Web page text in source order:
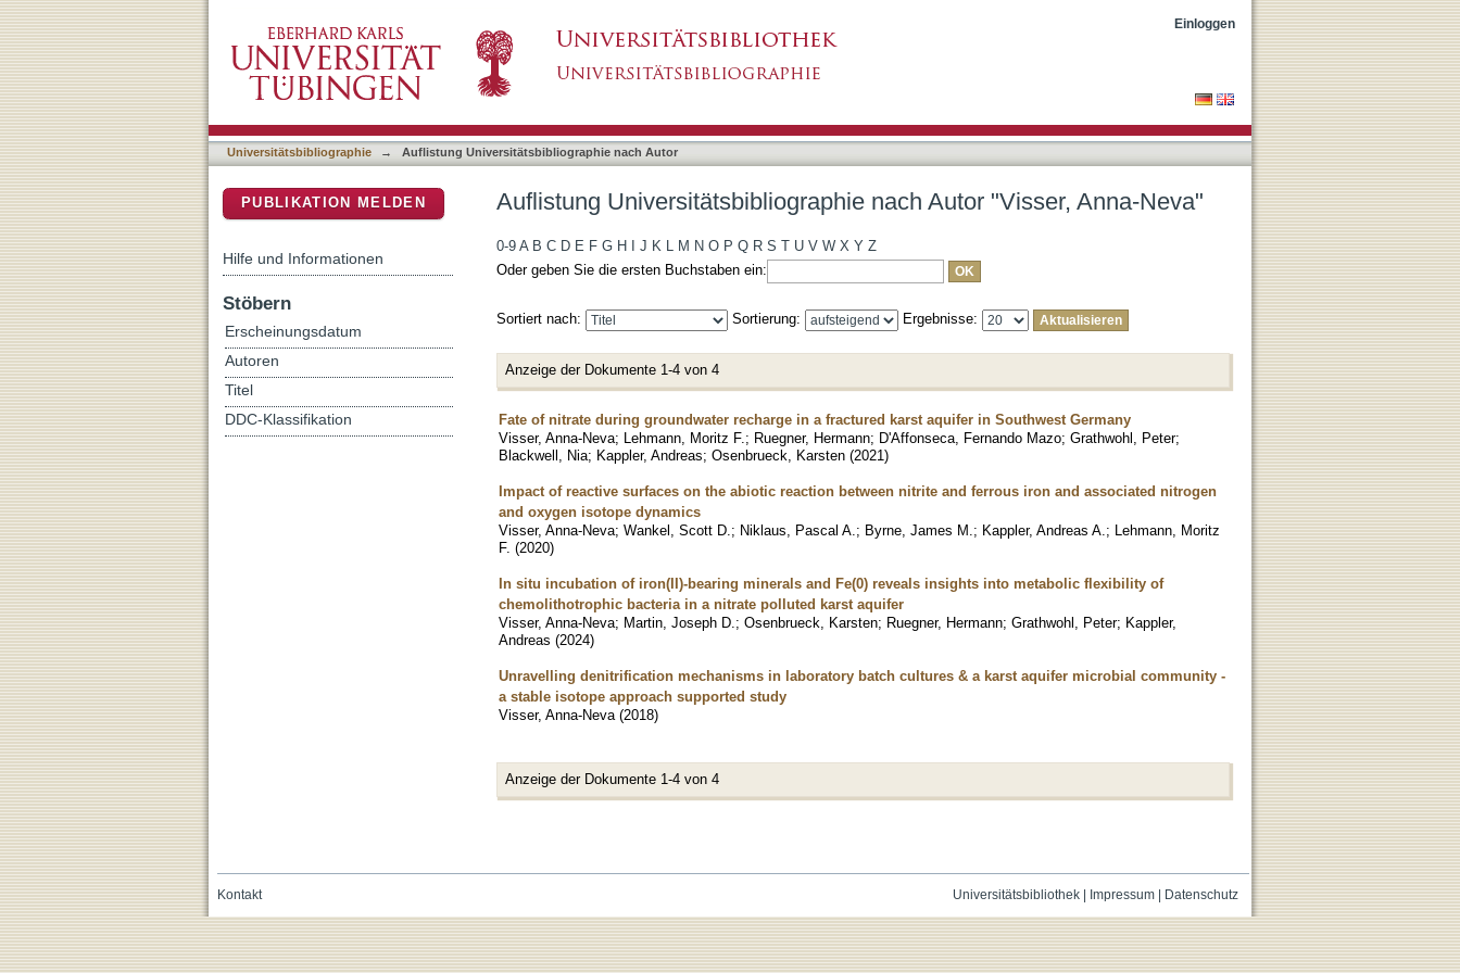
Einloggen
Universitätsbibliographie → Auflistung Universitätsbibliographie nach Autor
Auflistung Universitätsbibliographie nach Autor "Visser, Anna-Neva"
0-9 A B C D E F G H J K L M N O P Q R S T U V W X Y Z
Oder geben Sie die ersten Buchstaben ein:
Sortiert nach: Sortierung: Ergebnisse:
Anzeige der Dokumente 1-4 von 4
Fate of nitrate during groundwater recharge in a fractured karst aquifer in Southwest Germany
Visser, Anna-Neva; Lehmann, Moritz F. ; Ruegner, Hermann; D'Affonseca, Fernando Mazo; Grathwohl, Peter;
Blackwell, Nia; Kappler, Andreas; Osenbrueck, Karsten (2021)
Impact of reactive surfaces on the abiotic reaction between nitrite and ferrous iron and associated nitrogen
and oxygen isotope dynamics
Visser, Anna-Neva; Wankel, Scott D. ; Niklaus, Pascal A. ; Byrne, James M. ; Kappler, Andreas A. ; Lehmann, Moritz
F. (2020)
In situ incubation of iron(II)-bearing minerals and Fe(0) reveals insights into metabolic flexibility of
chemolithotrophic bacteria in a nitrate polluted karst aquifer
Visser, Anna-Neva; Martin, Joseph D. ; Osenbrueck, Karsten; Ruegner, Hermann; Grathwohl, Peter; Kappler,
Andreas (2024)
Unravelling denitrification mechanisms in laboratory batch cultures & a karst aquifer microbial community -
a stable isotope approach supported study
Visser, Anna-Neva (2018)
Anzeige der Dokumente 1-4 von 4
PUBLIKATION MELDEN
Hilfe und Informationen
Stöbern
Erscheinungsdatum
Autoren
Titel
DDC-Klassifikation
Universitätsbibliothek| Impressum| Datenschutz
Kontakt